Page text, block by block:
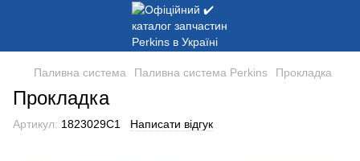
Паливна система Паливна система Perkins Прокладка
Прокладка
Артикул: 1823029C1 Написати відгук